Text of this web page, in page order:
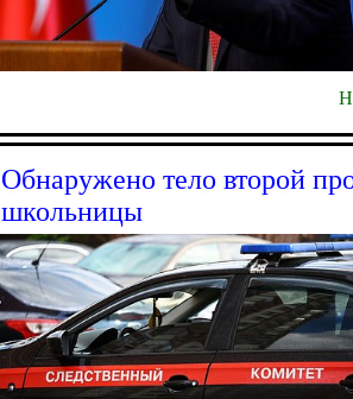
Обнаружено тело второй
школьницы